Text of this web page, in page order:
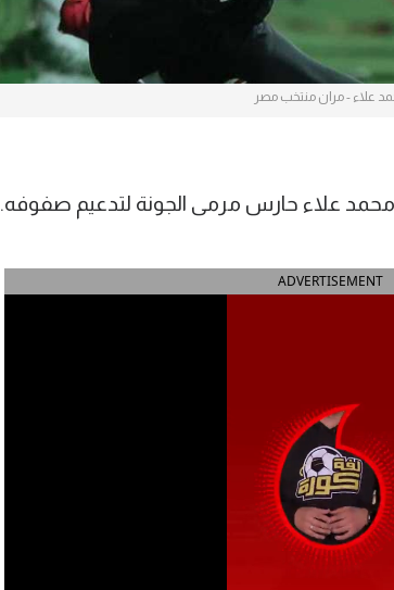
علاء - مران منتخب مصر
محمد علاء حارس مرمى الجونة لتدعيم صفوفه.
ADVERTISEMENT